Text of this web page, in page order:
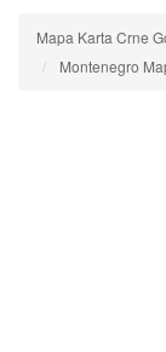
Mapa Karta Crne
Montenegro